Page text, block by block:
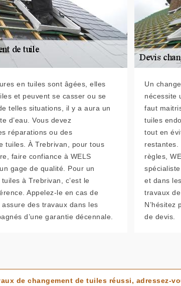
en tuiles sont âgées, elles
et peuvent se casser ou se
telles situations, il y a aura un
d’eau. Vous devez
réparations ou des
tuiles. À Trebrivan, pour tous
faire confiance à WELS
gage de qualité. Pour un
à Trebrivan, c’est le
Appelez-le en cas de
des travaux dans les
d’une garantie décennale.
Un
nécessite
faut
tuiles
tout en
restantes.
règles,
et dans
travaux
N’hésitez
de devis.
de changement de tuiles réussi, adressez-